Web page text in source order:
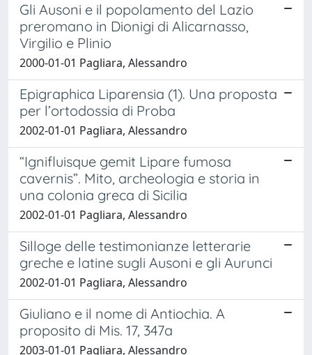
Gli Ausoni e il popolamento del Lazio
preromano in Dionigi di Alicarnasso,
Virgilio e Plinio
2000-01-01 Pagliara, Alessandro
Epigraphica Liparensia (1). Una proposta
per l’ortodossia di Proba
2002-01-01 Pagliara, Alessandro
“Ignifluisque gemit Lipare fumosa
cavernis”. Mito, archeologia e storia in
una colonia greca di Sicilia
2002-01-01 Pagliara, Alessandro
Silloge delle testimonianze letterarie
greche e latine sugli Ausoni e gli Aurunci
2002-01-01 Pagliara, Alessandro
Giuliano e il nome di Antiochia. A
proposito di Mis. 17, 347a
2003-01-01 Pagliara, Alessandro